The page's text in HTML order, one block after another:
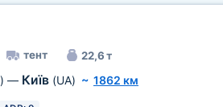
тент 22,6 т
— Київ (UA) ~ 1862 км